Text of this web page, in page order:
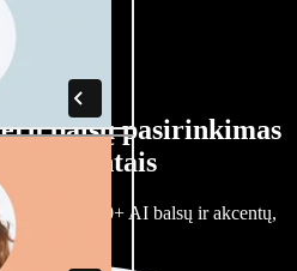
balsų pasirinkimas
akcentais
iš 100+ AI balsų ir akcentų,